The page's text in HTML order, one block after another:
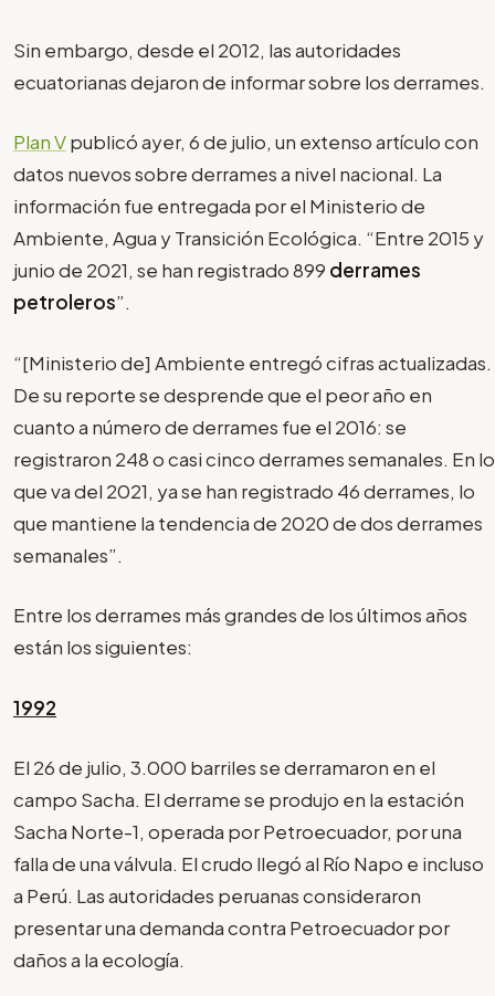
Sin embargo, desde el 2012, las autoridades
ecuatorianas dejaron de informar sobre los derrames.
Plan Vpublicó ayer, 6 de julio, un extenso artículo con
datos nuevos sobre derrames a nivel nacional. La
información fue entregada por el Ministerio de
Ambiente, Agua y Transición Ecológica. “Entre 2015 y
junio de 2021, se han registrado 899 derrames
petroleros”.
“[Ministerio de] Ambiente entregó cifras actualizadas.
De su reporte se desprende que el peor año en
cuanto a número de derrames fue el 2016: se
registraron 248 o casi cinco derrames semanales. En lo
que va del 2021, ya se han registrado 46 derrames, lo
que mantiene la tendencia de 2020 de dos derrames
semanales”.
Entre los derrames más grandes de los últimos años
están los siguientes:
1992
El 26 de julio, 3.000 barriles se derramaron en el
campo Sacha. El derrame se produjo en la estación
Sacha Norte-1, operada por Petroecuador, por una
falla de una válvula. El crudo llegó al Río Napo e incluso
a Perú. Las autoridades peruanas consideraron
presentar una demanda contra Petroecuador por
daños a la ecología.